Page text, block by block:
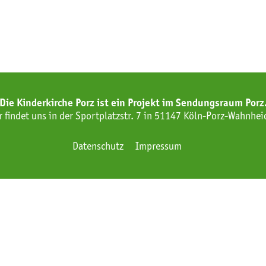
Kinderkirche Porz ist ein Projekt im Sendungsraum
findet uns in der Sportplatzstr. 7 in 51147 Köln-Porz-
Datenschutz Impressum